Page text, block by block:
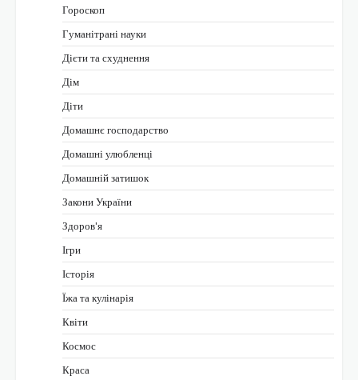
Гороскоп
Гуманітрані науки
Дієти та схуднення
Дім
Діти
Домашнє господарство
Домашні улюбленці
Домашній затишок
Закони України
Здоров'я
Ігри
Історія
Їжа та кулінарія
Квіти
Космос
Краса